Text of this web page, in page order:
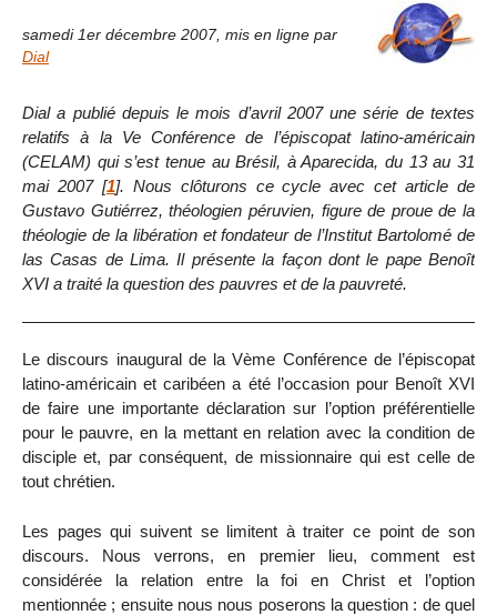
samedi 1er décembre 2007, mis en ligne par
Dial
Dial a publié depuis le mois d’avril 2007 une série de textes
relatifs à la Ve Conférence de l’épiscopat latino-américain
(CELAM) qui s’est tenue au Brésil, à Aparecida, du 13 au 31
mai 2007[1]. Nous clôturons ce cycle avec cet article de
Gustavo Gutiérrez, théologien péruvien, figure de proue de la
théologie de la libération et fondateur de l’Institut Bartolomé de
las Casas de Lima. Il présente la façon dont le pape Benoît
XVI a traité la question des pauvres et de la pauvreté.
Le discours inaugural de la Vème Conférence de l’épiscopat
latino-américain et caribéen a été l’occasion pour Benoît XVI
de faire une importante déclaration sur l’option préférentielle
pour le pauvre, en la mettant en relation avec la condition de
disciple et, par conséquent, de missionnaire qui est celle de
tout chrétien.
Les pages qui suivent se limitent à traiter ce point de son
discours. Nous verrons, en premier lieu, comment est
considérée la relation entre la foi en Christ et l’option
mentionnée ; ensuite nous nous poserons la question : de quel